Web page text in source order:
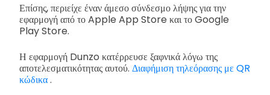
Επίσης, περιείχε έναν άμεσο σύνδεσμο λήψης για την
εφαρμογή από το Apple App Store και το Google
Play Store.
Η εφαρμογή Dunzo κατέρρευσε ξαφνικά λόγω της
αποτελεσματικότητας αυτού. Διαφήμιση τηλεόρασης με QR
κώδικα.